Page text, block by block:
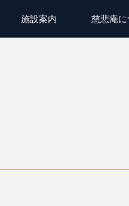
施設案内 慈悲庵に